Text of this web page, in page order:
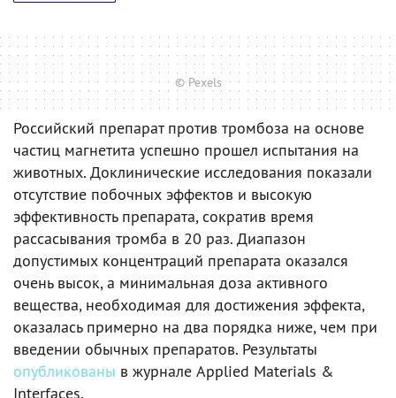
© Pexels
Российский препарат против тромбоза на основе
частиц магнетита успешно прошел испытания на
животных. Доклинические исследования показали
отсутствие побочных эффектов и высокую
эффективность препарата, сократив время
рассасывания тромба в 20 раз. Диапазон
допустимых концентраций препарата оказался
очень высок, а минимальная доза активного
вещества, необходимая для достижения эффекта,
оказалась примерно на два порядка ниже, чем при
введении обычных препаратов. Результаты
опубликованы в журнале Applied Materials &
Interfaces.